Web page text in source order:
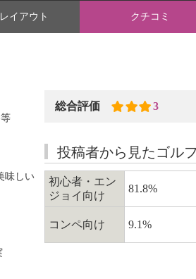
レイアウト クチコミ
総合評価 3
投稿者から見たゴル
初心者・エン
ジョイ向け
81.8%
コンペ向け 9.1%